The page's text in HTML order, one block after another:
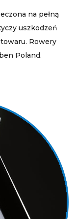
na pełną
uszkodzeń
Rowery
Poland.